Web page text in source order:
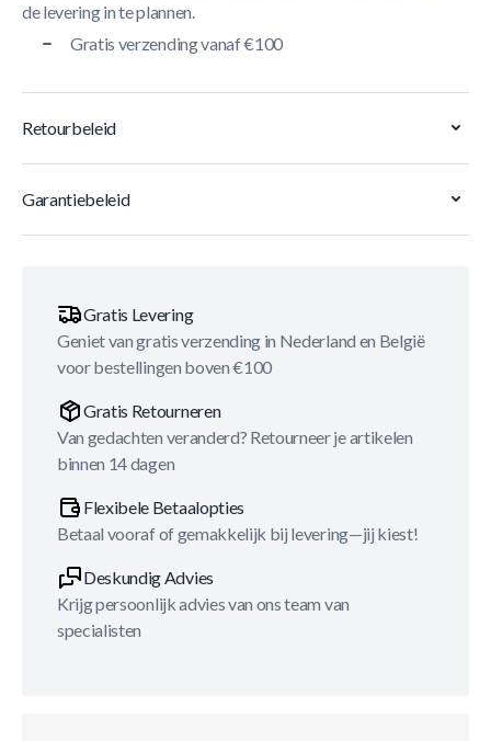
de levering in te plannen.
Gratis verzending vanaf €100
Retourbeleid
Garantiebeleid
Gratis Levering
Geniet van gratis verzending in Nederland en België
voor bestellingen boven €100
Gratis Retourneren
Van gedachten veranderd? Retourneer je artikelen
binnen 14 dagen
Flexibele Betaalopties
Betaal vooraf of gemakkelijk bij levering—jij kiest!
Deskundig Advies
Krijg persoonlijk advies van ons team van
specialisten